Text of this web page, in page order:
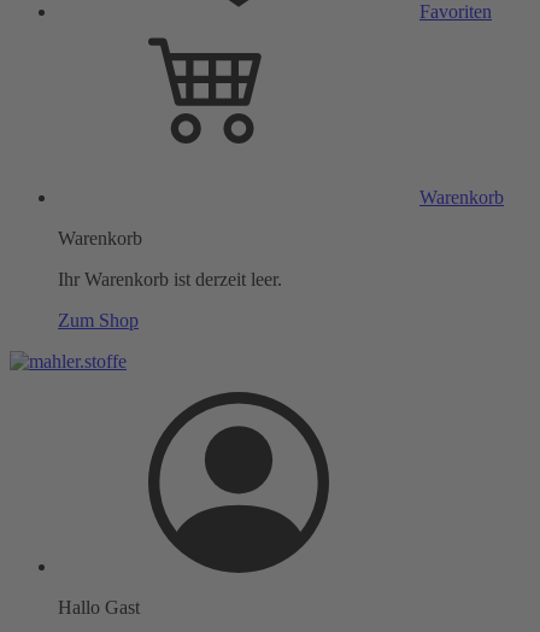
Favoriten
Warenkorb
Warenkorb
Ihr Warenkorb ist derzeit leer.
Zum Shop
Hallo Gast